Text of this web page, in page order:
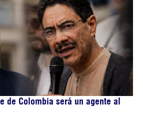
de Colombia será un agente al